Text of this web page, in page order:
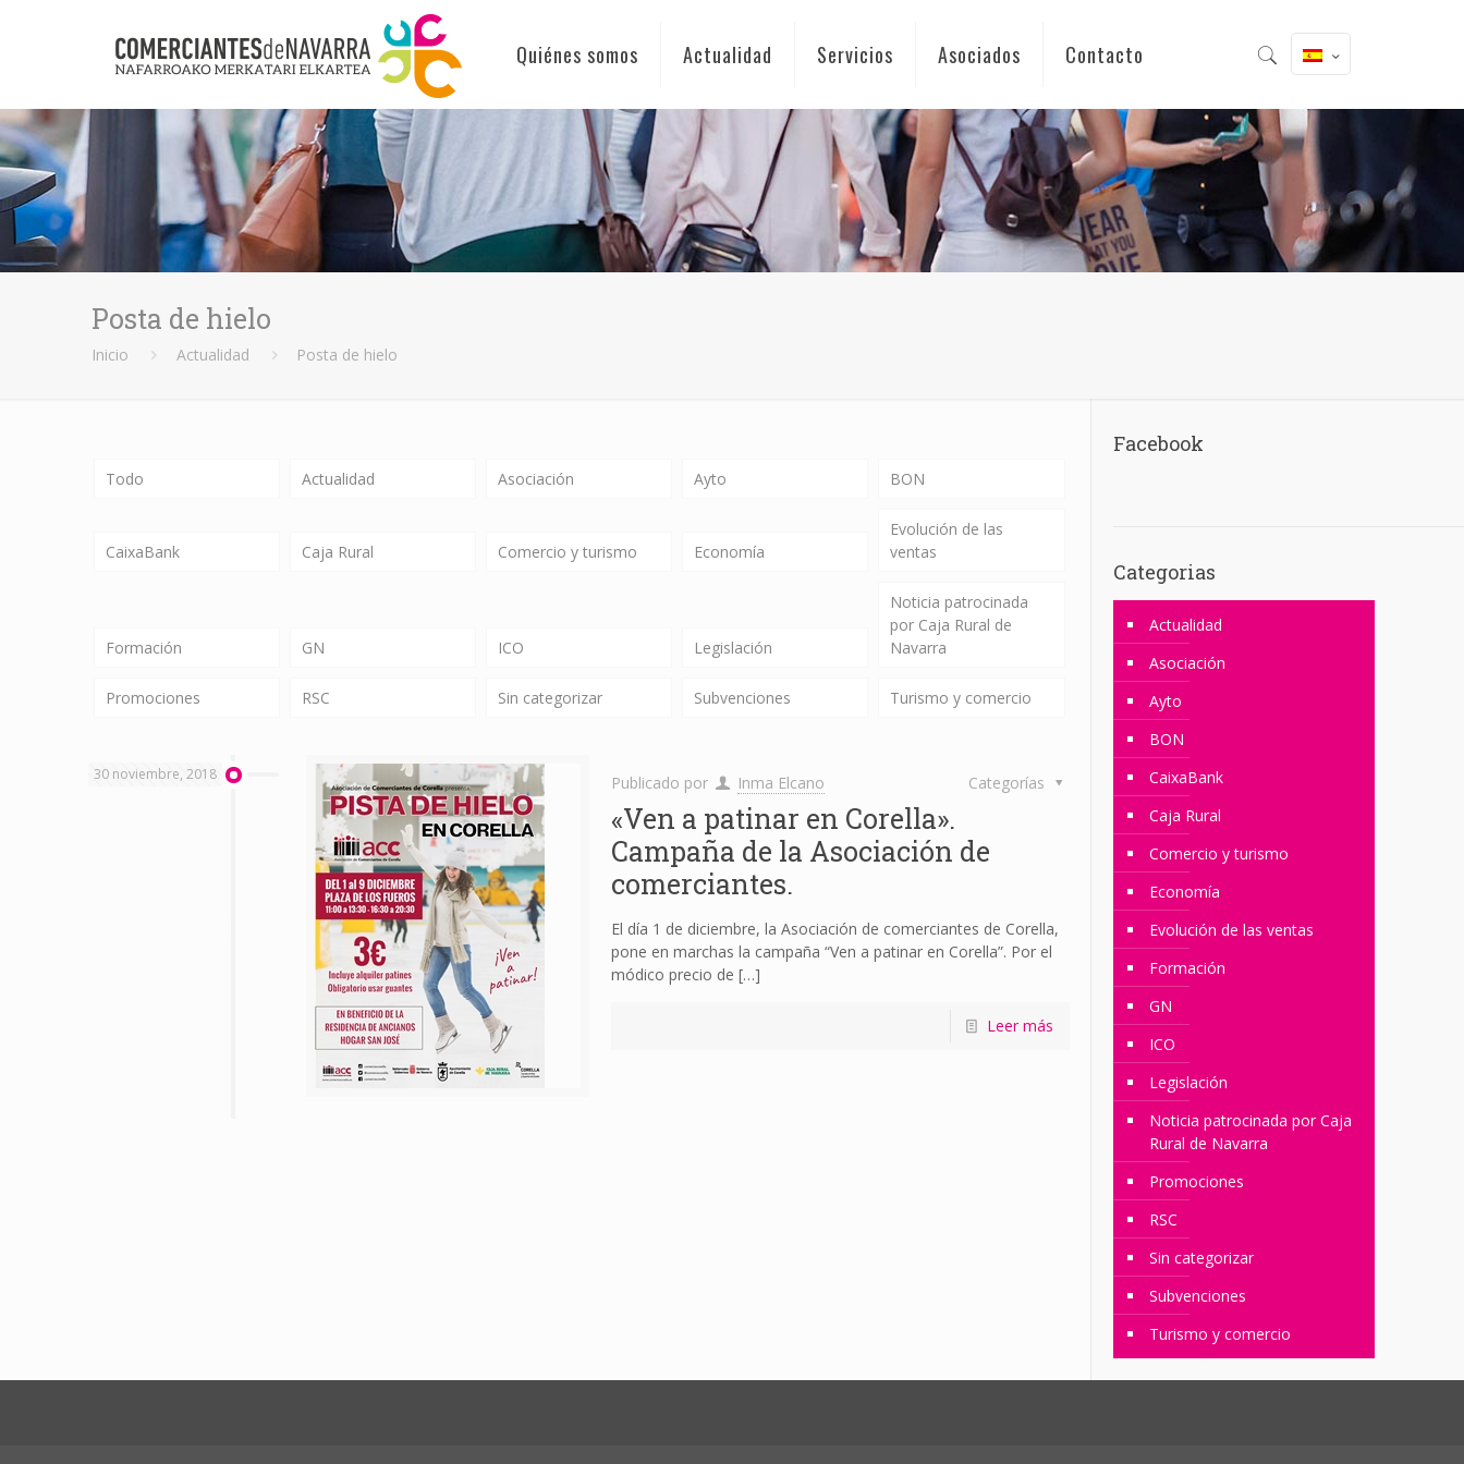
Quiénes somos Actualidad Servicios Asociados Contacto
Posta de hielo
Inicio Actualidad Posta de hielo
Todo Actualidad Asociación Ayto BON
CaixaBank Caja Rural Comercio y turismo Economía
Evolución de las
ventas
Formación GN ICO Legislación
Noticia patrocinada
por Caja Rural de
Navarra
Promociones RSC Sin categorizar Subvenciones Turismo y comercio
30 noviembre, 2018 Publicado por Inma Elcano Categorías
«Ven a patinar en Corella».
Campaña de la Asociación de
comerciantes.
El día 1 de diciembre, la Asociación de comerciantes de Corella,
pone en marchas la campaña “Ven a patinar en Corella”. Por el
módico precio de […]
Leer más
Facebook
Categorias
Actualidad
Asociación
Ayto
BON
CaixaBank
Caja Rural
Comercio y turismo
Economía
Evolución de las ventas
Formación
GN
ICO
Legislación
Noticia patrocinada por Caja
Rural de Navarra
Promociones
RSC
Sin categorizar
Subvenciones
Turismo y comercio